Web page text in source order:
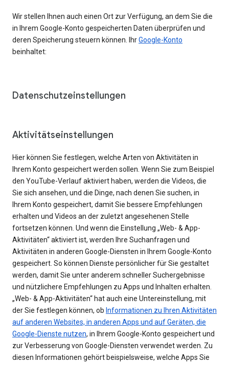
Wir stellen Ihnen auch einen Ort zur Verfügung, an dem Sie die
in Ihrem Google-Konto gespeicherten Daten überprüfen und
deren Speicherung steuern können. IhrGoogle-Konto
beinhaltet:
Datenschutzeinstellungen
Aktivitätseinstellungen
Hier können Sie festlegen, welche Arten von Aktivitäten in
Ihrem Konto gespeichert werden sollen. Wenn Sie zum Beispiel
den YouTube-Verlauf aktiviert haben, werden die Videos, die
Sie sich ansehen, und die Dinge, nach denen Sie suchen, in
Ihrem Konto gespeichert, damit Sie bessere Empfehlungen
erhalten und Videos an der zuletzt angesehenen Stelle
fortsetzen können. Und wenn die Einstellung „Web- & App-
Aktivitäten“ aktiviert ist, werden Ihre Suchanfragen und
Aktivitäten in anderen Google-Diensten in Ihrem Google-Konto
gespeichert. So können Dienste persönlicher für Sie gestaltet
werden, damit Sie unter anderem schneller Suchergebnisse
und nützlichere Empfehlungen zu Apps und Inhalten erhalten.
„Web- & App-Aktivitäten“ hat auch eine Untereinstellung, mit
der Sie festlegen können, ob Informationen zu Ihren Aktivitäten
auf anderen Websites, in anderen Apps und auf Geräten, die
Google-Dienste nutzen, in Ihrem Google-Konto gespeichert und
zur Verbesserung von Google-Diensten verwendet werden. Zu
diesen Informationen gehört beispielsweise, welche Apps Sie